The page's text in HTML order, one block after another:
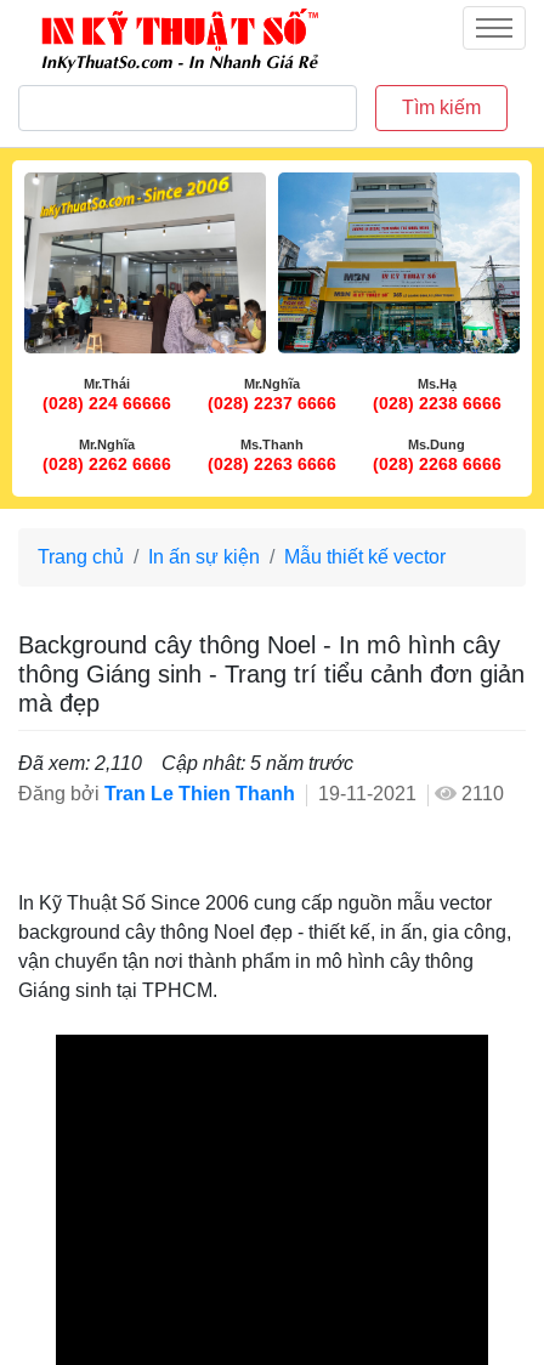
inkythuatso.com
Menu
Tìm kiếm
Mr.Thái
(028) 224 66666
Mr.Nghĩa
(028) 2237 6666
Ms.Hạ
(028) 2238 6666
Mr.Nghĩa
(028) 2262 6666
Ms.Thanh
(028) 2263 6666
Ms.Dung
(028) 2268 6666
Trang chủ In ấn sự kiện Mẫu thiết kế vector
Background cây thông Noel - In mô hình cây
thông Giáng sinh - Trang trí tiểu cảnh đơn giản
mà đẹp
Đã xem: 2,110
Cập nhât: 5 năm trước
Đăng bởi Tran Le Thien Thanh 19-11-2021 2110
In Kỹ Thuật Số Since 2006 cung cấp nguồn mẫu vector
background cây thông Noel đẹp - thiết kế, in ấn, gia công,
vận chuyển tận nơi thành phẩm in mô hình cây thông
Giáng sinh tại TPHCM.